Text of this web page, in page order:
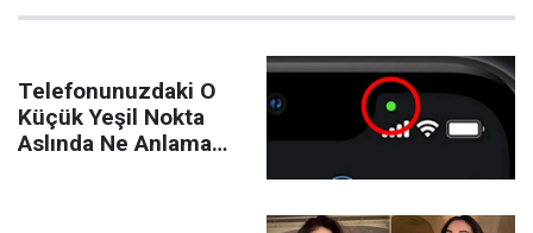
Telefonunuzdaki O
Küçük Yeşil Nokta
Aslında Ne Anlama